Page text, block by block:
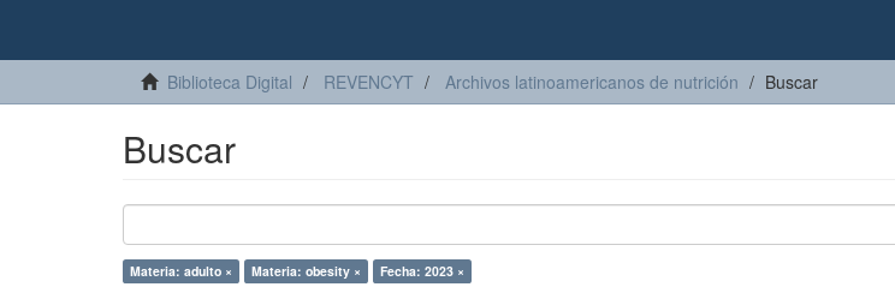
Biblioteca Digital REVENCYT Archivos latinoamericanos de nutrición Buscar
Buscar
Materia: adulto × Materia: obesity × Fecha: 2023 ×